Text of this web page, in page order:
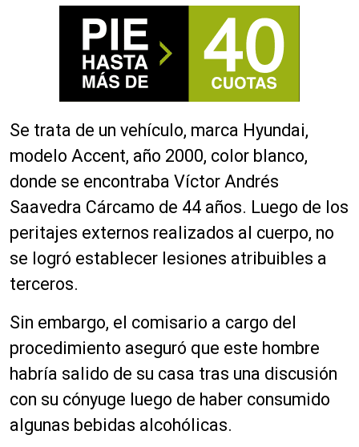
Se trata de un vehículo, marca Hyundai,
modelo Accent, año 2000, color blanco,
donde se encontraba Víctor Andrés
Saavedra Cárcamo de 44 años. Luego de los
peritajes externos realizados al cuerpo, no
se logró establecer lesiones atribuibles a
terceros.
Sin embargo, el comisario a cargo del
procedimiento aseguró que este hombre
habría salido de su casa tras una discusión
con su cónyuge luego de haber consumido
algunas bebidas alcohólicas.